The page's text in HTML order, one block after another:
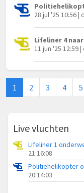
28 jul '25 10:56 |
Lifeliner 4
11 jun '25 12:59
1 2 3 4 5
Live vluchten
Lifeliner 1
21:16:08
20:14:03